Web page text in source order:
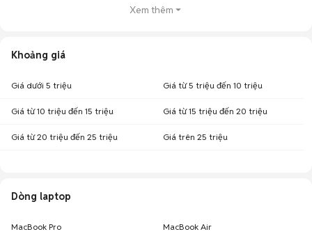
Xem thêm
Khoảng giá
Giá dưới 5 triệu Giá từ 5 triệu đến 10 triệu
Giá từ 10 triệu đến 15 triệu Giá từ 15 triệu đến 20 triệu
Giá từ 20 triệu đến 25 triệu Giá trên 25 triệu
Dòng laptop
MacBook Pro MacBook Air